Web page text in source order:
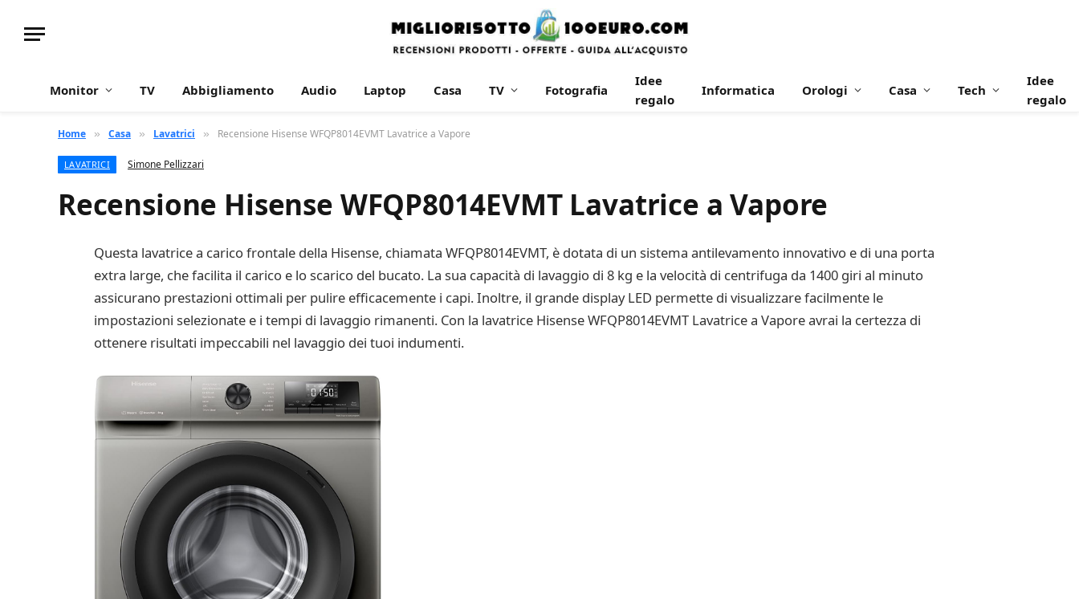
Monitor TV Abbigliamento Audio Laptop Casa TV Fotografia
Idee
regalo
Informatica Orologi Casa Tech
Idee
regalo
Home » Casa » Lavatrici » Recensione Hisense WFQP8014EVMT Lavatrice a Vapore
LAVATRICI Simone Pellizzari
Recensione Hisense WFQP8014EVMT Lavatrice a Vapore
Questa lavatrice a carico frontale della Hisense, chiamata WFQP8014EVMT, è dotata di un sistema antilevamento innovativo e di una porta
extra large, che facilita il carico e lo scarico del bucato. La sua capacità di lavaggio di 8 kg e la velocità di centrifuga da 1400 giri al minuto
assicurano prestazioni ottimali per pulire efficacemente i capi. Inoltre, il grande display LED permette di visualizzare facilmente le
impostazioni selezionate e i tempi di lavaggio rimanenti. Con la lavatrice Hisense WFQP8014EVMT Lavatrice a Vapore avrai la certezza di
ottenere risultati impeccabili nel lavaggio dei tuoi indumenti.